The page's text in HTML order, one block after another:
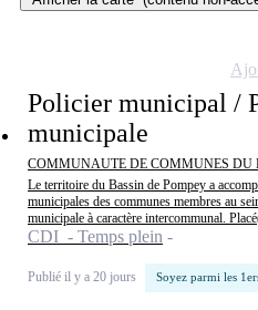
Policier municipal /
municipale
COMMUNAUTE DE COMMUNES DU
Le territoire du Bassin de Pompey a
municipales des communes membres au
municipale à caractère intercommunal.
CDI - Temps plein
Publié il y a 20 jours Soyez parmi les